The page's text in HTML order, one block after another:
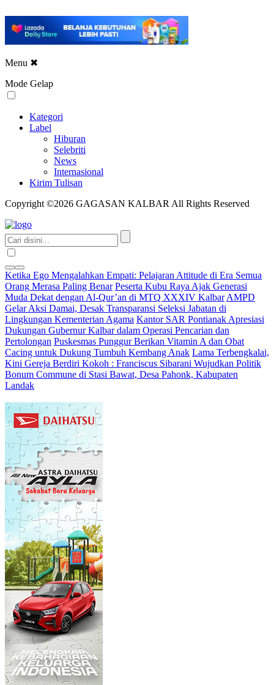
Menu ✖
Mode Gelap
Kategori
Label
Hiburan
Selebriti
News
Internasional
Kirim Tulisan
Copyright ©2026 GAGASAN KALBAR All Rights Reserved
Ketika Ego Mengalahkan Empati: Pelajaran Attitude di Era Semua
Orang Merasa Paling Benar Peserta Kubu Raya Ajak Generasi
Muda Dekat dengan Al-Qur’an di MTQ XXXIV Kalbar AMPD
Gelar Aksi Damai, Desak Transparansi Seleksi Jabatan di
Lingkungan Kementerian Agama Kantor SAR Pontianak Apresiasi
Dukungan Gubernur Kalbar dalam Operasi Pencarian dan
Pertolongan Puskesmas Punggur Berikan Vitamin A dan Obat
Cacing untuk Dukung Tumbuh Kembang Anak Lama Terbengkalai,
Kini Gereja Berdiri Kokoh : Franciscus Sibarani Wujudkan Politik
Bonum Commune di Stasi Bawat, Desa Pahonk, Kabupaten
Landak